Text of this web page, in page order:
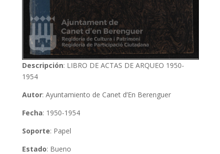
Descripción: LIBRO DE ACTAS DE ARQUEO 1950-
1954
Autor: Ayuntamiento de Canet d’En Berenguer
Fecha: 1950-1954
Soporte: Papel
Estado: Bueno